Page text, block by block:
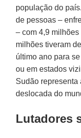
população do
de pessoas –
– com 4,9
milhões tiveram
último ano para
ou em estados
Sudão
deslocada do
Lutadores